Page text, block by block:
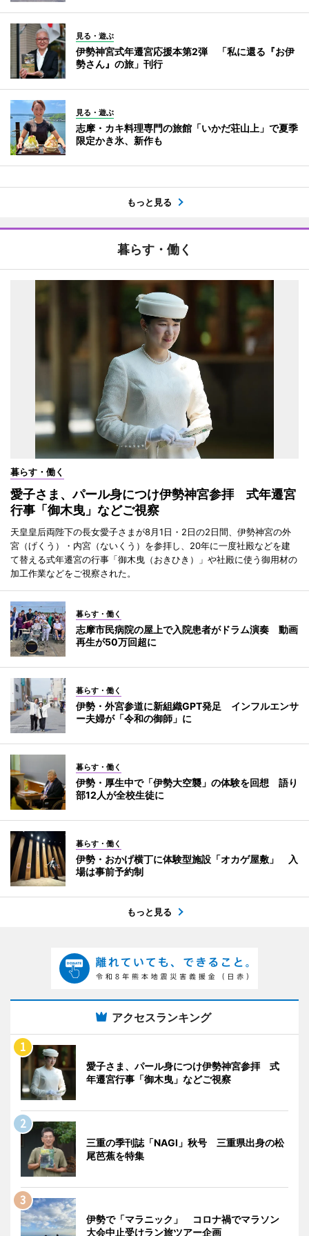
見る・遊ぶ
伊勢神宮式年遷宮応援本第2弾 「私に還る『お伊
勢さん』の旅」刊行
見る・遊ぶ
志摩・カキ料理専門の旅館「いかだ荘山上」で夏季
限定かき氷、新作も
もっと見る
暮らす・働く
暮らす・働く
愛子さま、パール身につけ伊勢神宮参拝 式年遷宮
行事「御木曳」などご視察
天皇皇后両陛下の長女愛子さまが8月1日・2日の2日間、伊勢神宮の外
宮（げくう）・内宮（ないくう）を参拝し、20年に一度社殿などを建
て替える式年遷宮の行事「御木曳（おきひき）」や社殿に使う御用材の
加工作業などをご視察された。
暮らす・働く
志摩市民病院の屋上で入院患者がドラム演奏 動画
再生が50万回超に
暮らす・働く
伊勢・外宮参道に新組織GPT発足 インフルエンサ
ー夫婦が「令和の御師」に
暮らす・働く
伊勢・厚生中で「伊勢大空襲」の体験を回想 語り
部12人が全校生徒に
暮らす・働く
伊勢・おかげ横丁に体験型施設「オカゲ屋敷」 入
場は事前予約制
もっと見る
アクセスランキング
愛子さま、パール身につけ伊勢神宮参拝 式
年遷宮行事「御木曳」などご視察
三重の季刊誌「NAGI」秋号 三重県出身の松
尾芭蕉を特集
伊勢で「マラニック」 コロナ禍でマラソン
大会中止受けラン旅ツアー企画